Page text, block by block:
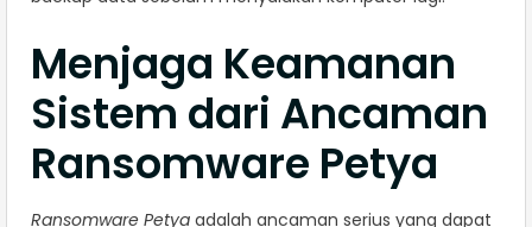
Menjaga Keamanan
Sistem dari Ancaman
Ransomware Petya
Ransomware Petya adalah ancaman serius yang dapat